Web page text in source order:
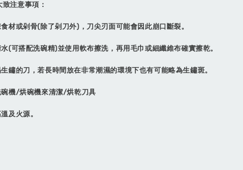
20%優惠-買主廚牛刀加購彩圖壓克力鞘
瀏覽全部
興隆刀剪行〕X公
磁吸貼絨刀鞘-牛
售完
注意事項：
材或剁骨(除了剁刀外)，刀尖刃面可能會因此崩口斷裂。
(可搭配洗碗精)並使用軟布擦洗，再用毛巾或細纖維布確實擦乾。
鏽的刀，若長時間放在非常潮濕的環境下也有可能略為生鏽斑。
碗機/烘碗機來清潔/烘乾刀具
及火源。